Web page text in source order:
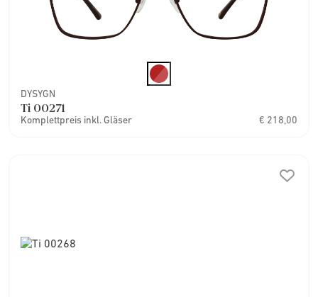
DYSYGN
Ti 00271
Komplettpreis inkl. Gläser € 218,00